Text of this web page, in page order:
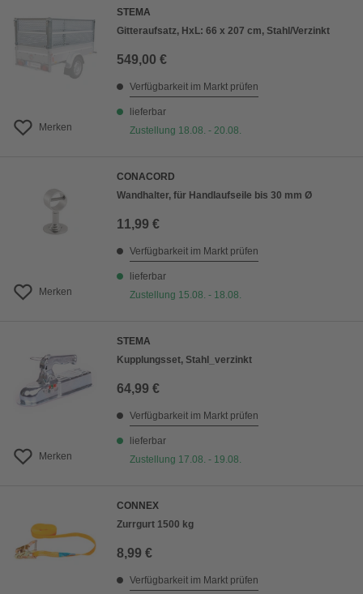
Merken
STEMA
Gitteraufsatz, HxL: 66 x 207 cm, Stahl/Verzinkt
549,00 €
Verfügbarkeit im Markt prüfen
lieferbar
Zustellung 18.08. - 20.08.
Merken
CONACORD
Wandhalter, für Handlaufseile bis 30 mm Ø
11,99 €
Verfügbarkeit im Markt prüfen
lieferbar
Zustellung 15.08. - 18.08.
Merken
STEMA
Kupplungsset, Stahl_verzinkt
64,99 €
Verfügbarkeit im Markt prüfen
lieferbar
Zustellung 17.08. - 19.08.
CONNEX
Zurrgurt 1500 kg
8,99 €
Verfügbarkeit im Markt prüfen